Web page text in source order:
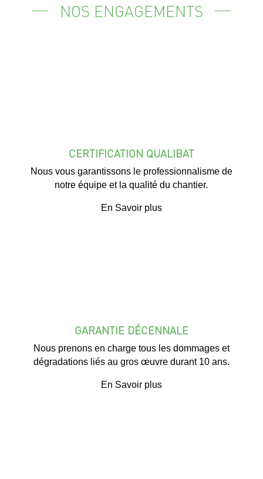
NOS ENGAGEMENTS
CERTIFICATION QUALIBAT
Nous vous garantissons le professionnalisme de
notre équipe et la qualité du chantier.
En Savoir plus
GARANTIE DÉCENNALE
Nous prenons en charge tous les dommages et
dégradations liés au gros œuvre durant 10 ans.
En Savoir plus